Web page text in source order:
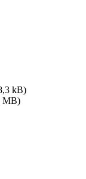
kB)
MB)